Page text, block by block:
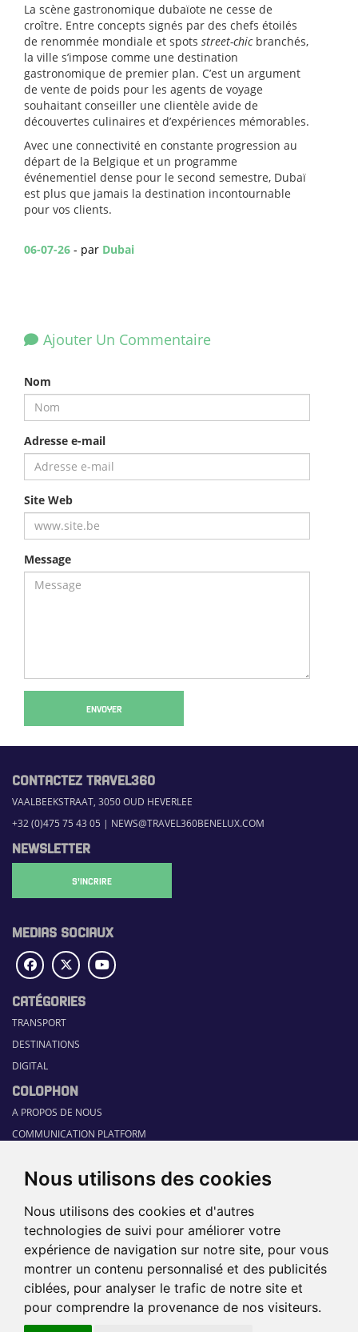
Nous utilisons des cookies
Nous utilisons des cookies et d'autres
technologies de suivi pour améliorer votre
expérience de navigation sur notre site, pour vous
montrer un contenu personnalisé et des publicités
ciblées, pour analyser le trafic de notre site et
pour comprendre la provenance de nos visiteurs.
La scène gastronomique dubaïote ne cesse de
croître. Entre concepts signés par des chefs étoilés
de renommée mondiale et spots street-chicbranchés,
la ville s’impose comme une destination
gastronomique de premier plan. C’est un argument
de vente de poids pour les agents de voyage
souhaitant conseiller une clientèle avide de
découvertes culinaires et d’expériences mémorables.
Avec une connectivité en constante progression au
départ de la Belgique et un programme
événementiel dense pour le second semestre, Dubaï
est plus que jamais la destination incontournable
pour vos clients.
06-07-26 - par Dubai
Ajouter Un Commentaire
Nom
Adresse e-mail
Site Web
Message
ENVOYER
CONTACTEZ TRAVEL360
VAALBEEKSTRAAT, 3050 OUD HEVERLEE
+32 (0)475 75 43 05 | NEWS@TRAVEL360BENELUX.COM
NEWSLETTER
S'INCRIRE
MEDIAS SOCIAUX
CATÉGORIES
TRANSPORT
DESTINATIONS
DIGITAL
COLOPHON
A PROPOS DE NOUS
COMMUNICATION PLATFORM
RUBRIQUES
GUIDE SECTORIEL
JOBS
ÉVÉNEMENTS
©2026 TRAVEL360° |SITEMAP|
DISCLAIMER|POLITIQUE DE